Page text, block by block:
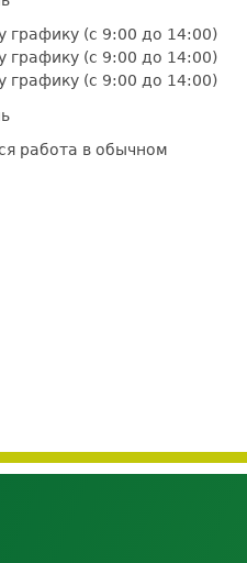
графику (с 9:00 до 14:00)
графику (с 9:00 до 14:00)
графику (с 9:00 до 14:00)
работа в обычном